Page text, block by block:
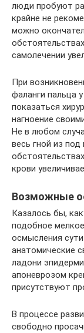
люди пробуют
крайне не
можно
самолечении
При
фаланги пальца
показаться
нагноение
Не в любом
весь гной из
крови
Возможные
Казалось бы,
подобное
осмысления
анатомические
ладони
апоневрозом
присутствуют
В процессе
свободно